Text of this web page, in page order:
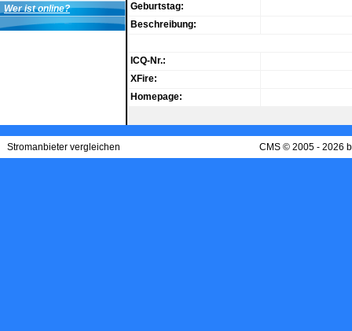
Wer ist online?
Geburtstag:
Beschreibung:
ICQ-Nr.:
XFire:
Homepage:
Stromanbieter vergleichen CMS © 2005 - 2026